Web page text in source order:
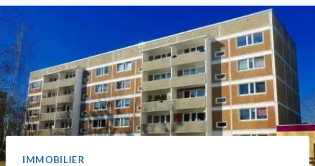
IMMOBILIER